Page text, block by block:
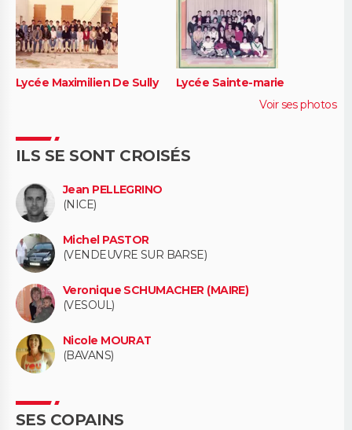
Lycée Maximilien De Sully
Lycée Sainte-marie
Voir ses photos
ILS SE SONT CROISÉS
Jean PELLEGRINO
(NICE)
Michel PASTOR
(VENDEUVRE SUR BARSE)
Veronique SCHUMACHER (MAIRE)
(VESOUL)
Nicole MOURAT
(BAVANS)
SES COPAINS